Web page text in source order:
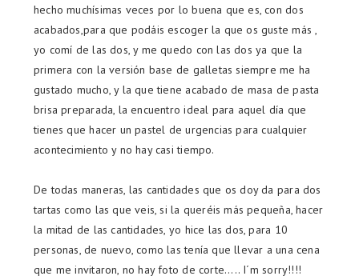
hecho muchísimas veces por lo buena que es, con dos
acabados,para que podáis escoger la que os guste más ,
yo comí de las dos, y me quedo con las dos ya que la
primera con la versión base de galletas siempre me ha
gustado mucho, y la que tiene acabado de masa de pasta
brisa preparada, la encuentro ideal para aquel día que
tienes que hacer un pastel de urgencias para cualquier
acontecimiento y no hay casi tiempo.
De todas maneras, las cantidades que os doy da para dos
tartas como las que veis, si la queréis más pequeña, hacer
la mitad de las cantidades, yo hice las dos, para 10
personas, de nuevo, como las tenía que llevar a una cena
que me invitaron, no hay foto de corte..... I´m sorry!!!!